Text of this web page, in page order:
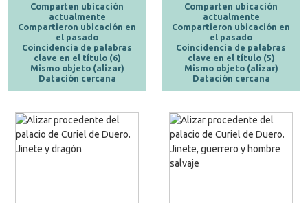
Comparten ubicación
actualmente
Compartieron ubicación en
el pasado
Coincidencia de palabras
clave en el título (6)
Mismo objeto (alizar)
Datación cercana
Comparten ubicación
actualmente
Compartieron ubicación en
el pasado
Coincidencia de palabras
clave en el título (5)
Mismo objeto (alizar)
Datación cercana